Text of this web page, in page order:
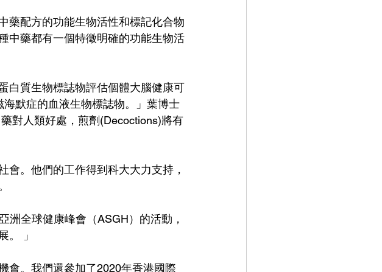
藥配方的功能生物活性和標記化合物
中藥都有一個特徵明確的功能生物活
白質生物標誌物評估個體大腦健康可
默症的血液生物標誌物。」葉博士
對人類好處，煎劑(Decoctions)將有
會。他們的工作得到科大大力支持，
洲全球健康峰會（ASGH）的活動，
。 」
會。我們還參加了2020年香港國際